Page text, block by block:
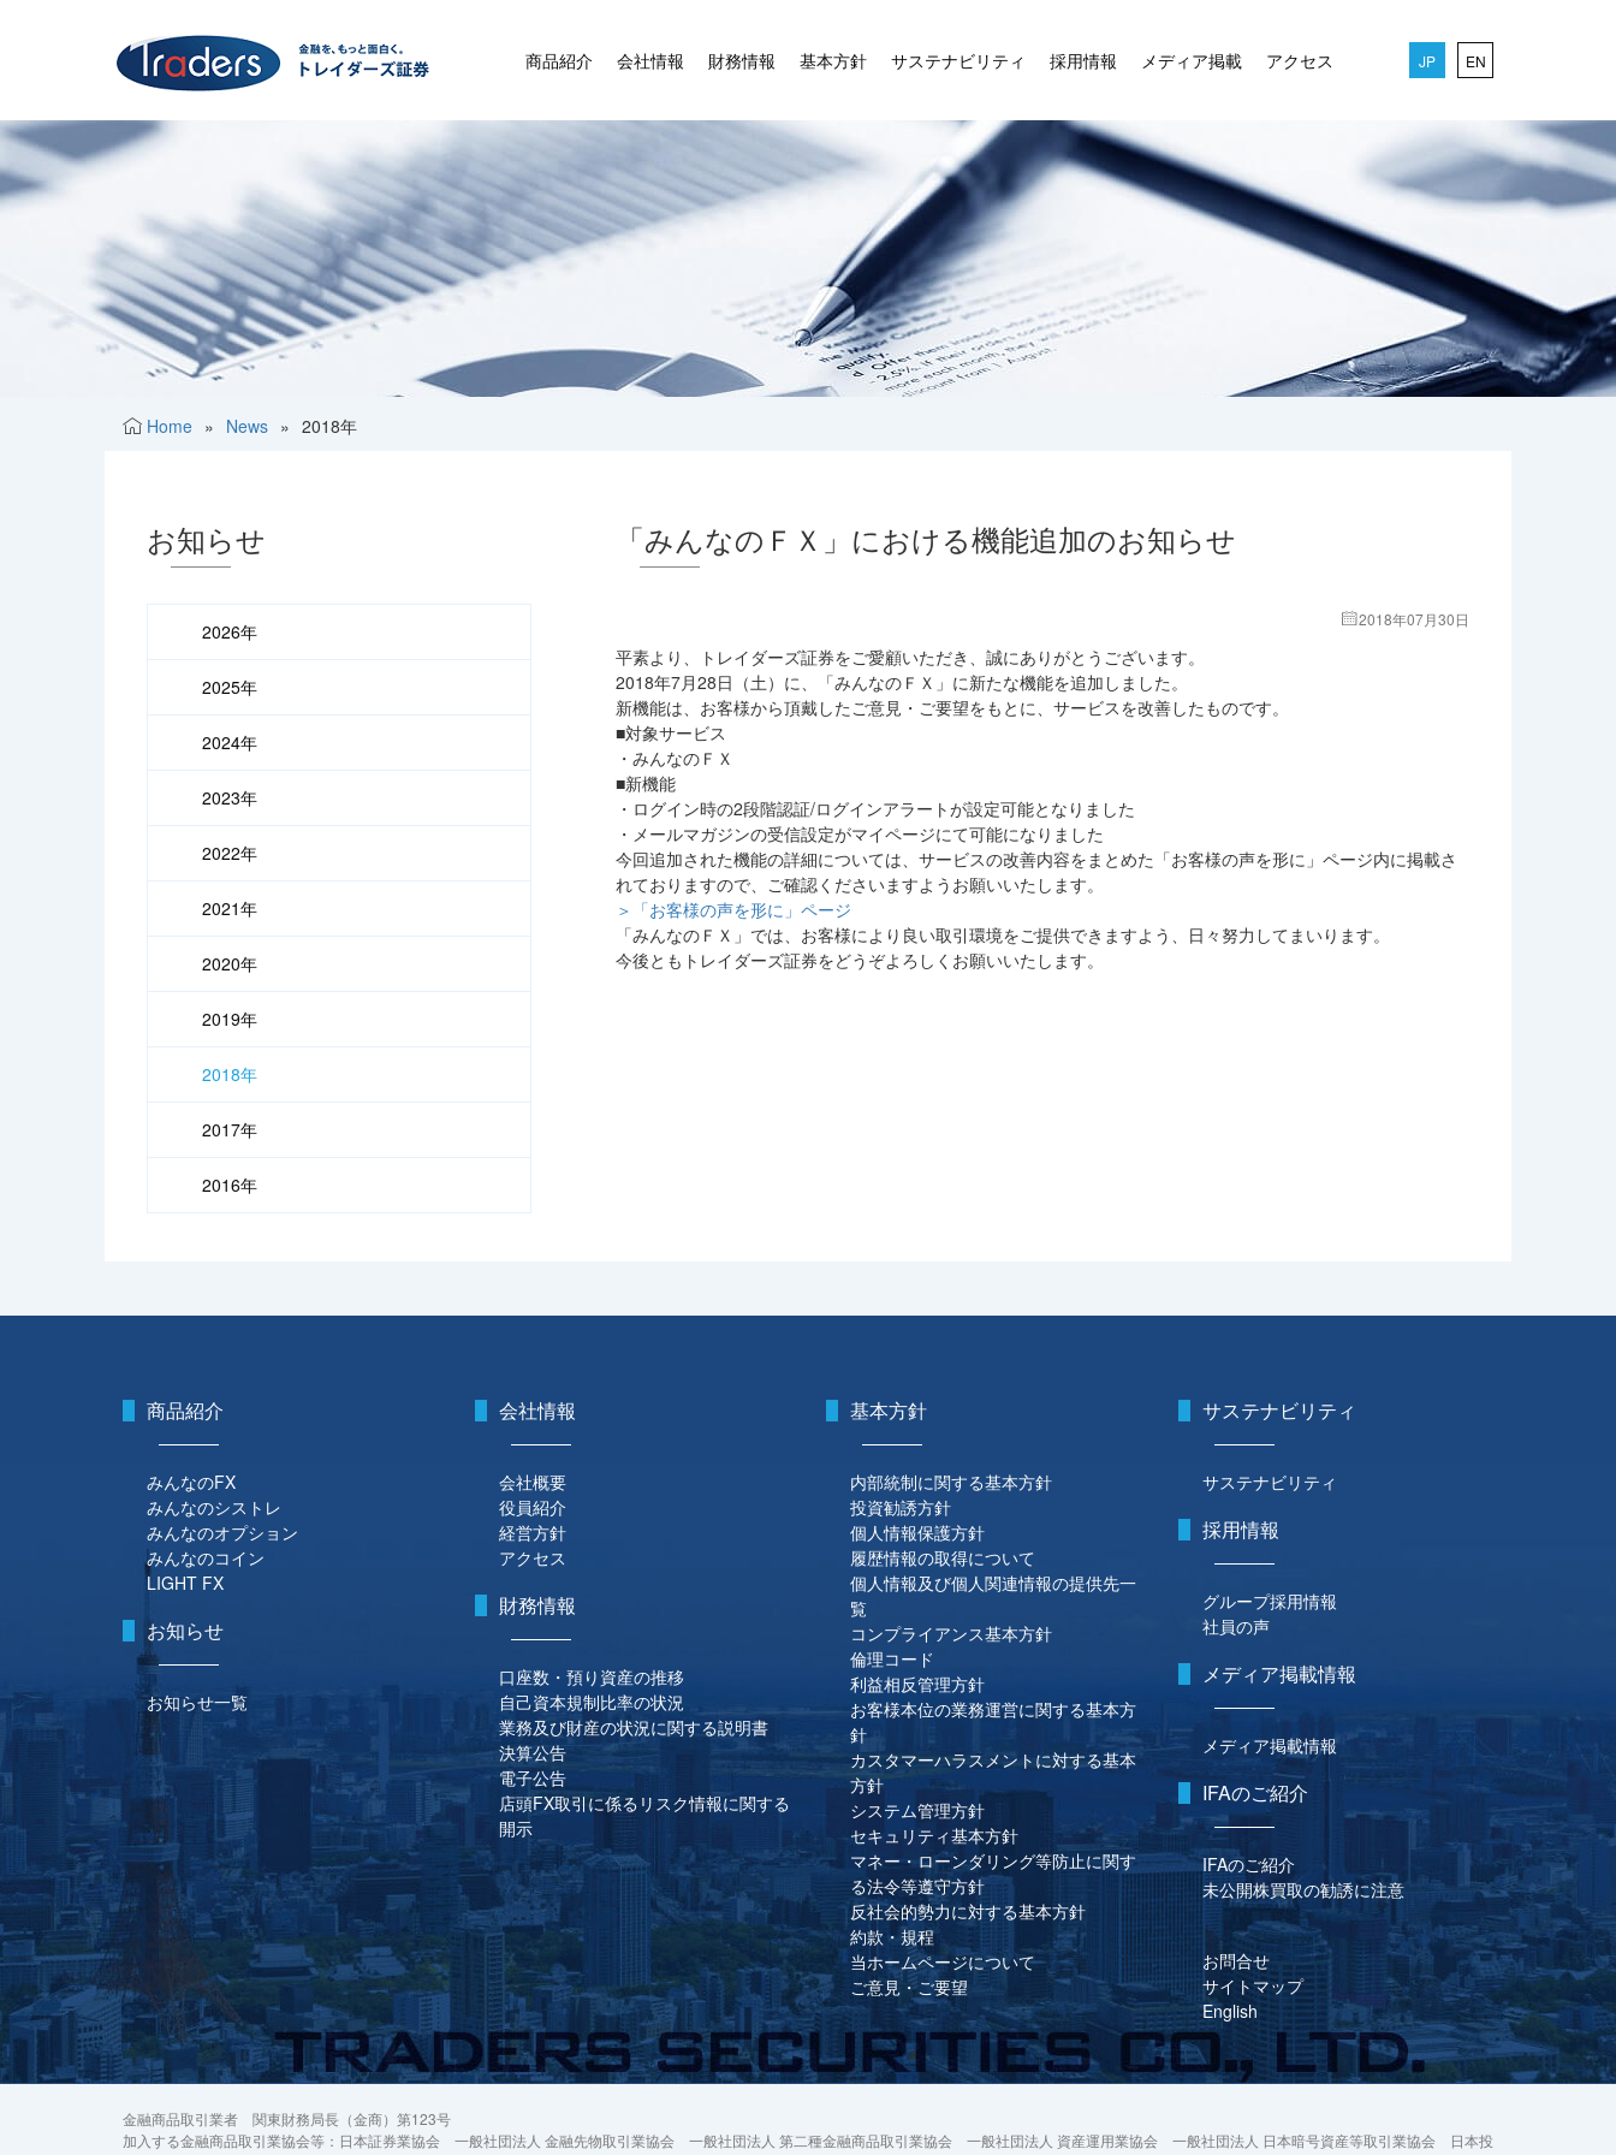
商品紹介 会社情報 財務情報 基本方針 サステナビリティ 採用情報 メディア掲載 アクセス JP EN
Home » News » 2018年
「みんなのＦＸ」における機能追加のお知らせ
2018年07月30日
平素より、トレイダーズ証券をご愛顧いただき、誠にありがとうございます。
2018年7月28日（土）に、「みんなのＦＸ」に新たな機能を追加しました。
新機能は、お客様から頂戴したご意見・ご要望をもとに、サービスを改善したものです。
■対象サービス
・みんなのＦＸ
■新機能
・ログイン時の2段階認証/ログインアラートが設定可能となりました
・メールマガジンの受信設定がマイページにて可能になりました
今回追加された機能の詳細については、サービスの改善内容をまとめた「お客様の声を形に」ページ内に掲載さ
れておりますので、ご確認くださいますようお願いいたします。
＞「お客様の声を形に」ページ
「みんなのＦＸ」では、お客様により良い取引環境をご提供できますよう、日々努力してまいります。
今後ともトレイダーズ証券をどうぞよろしくお願いいたします。
お知らせ
2026年
2025年
2024年
2023年
2022年
2021年
2020年
2019年
2018年
2017年
2016年
商品紹介
みんなのFX
みんなのシストレ
みんなのオプション
みんなのコイン
LIGHT FX
お知らせ
お知らせ一覧
会社情報
会社概要
役員紹介
経営方針
アクセス
財務情報
口座数・預り資産の推移
自己資本規制比率の状況
業務及び財産の状況に関する説明書
決算公告
電子公告
店頭FX取引に係るリスク情報に関する
開示
基本方針
内部統制に関する基本方針
投資勧誘方針
個人情報保護方針
履歴情報の取得について
個人情報及び個人関連情報の提供先一
覧
コンプライアンス基本方針
倫理コード
利益相反管理方針
お客様本位の業務運営に関する基本方
針
カスタマーハラスメントに対する基本
方針
システム管理方針
セキュリティ基本方針
マネー・ローンダリング等防止に関す
る法令等遵守方針
反社会的勢力に対する基本方針
約款・規程
当ホームページについて
ご意見・ご要望
サステナビリティ
サステナビリティ
採用情報
グループ採用情報
社員の声
メディア掲載情報
メディア掲載情報
IFAのご紹介
IFAのご紹介
未公開株買取の勧誘に注意
お問合せ
サイトマップ
English
金融商品取引業者 関東財務局長（金商）第123号
加入する金融商品取引業協会等：日本証券業協会 一般社団法人 金融先物取引業協会 一般社団法人 第二種金融商品取引業協会 一般社団法人 資産運用業協会 一般社団法人 日本暗号資産等取引業協会 日本投